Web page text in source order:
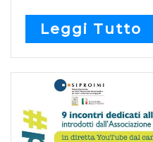
Leggi Tutto